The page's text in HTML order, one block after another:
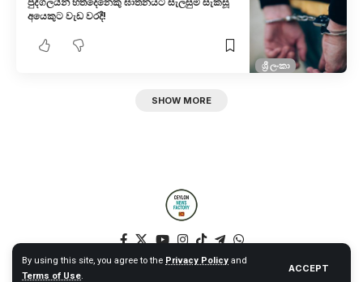
By using this site, you agree to the Privacy Policy and
Terms of Use.
ACCEPT
ශ්‍රී ලංකා
අයෙකුට වැඩ වරදී!
SHOW MORE